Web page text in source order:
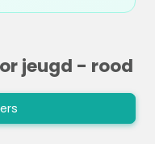
jeugd - rood